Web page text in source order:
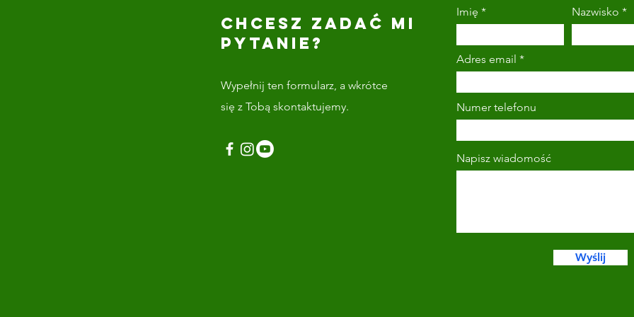
CHCESZ ZADAĆ MI
PYTANIE?
Wypełnij ten formularz, a wkrótce
się z Tobą skontaktujemy.
Imię Nazwisko
Adres email
Numer telefonu
Napisz wiadomość
Wyślij